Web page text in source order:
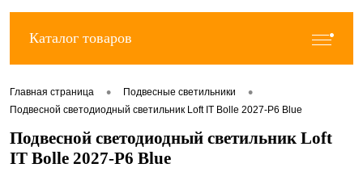
Каталог товаров
Главная страница • Подвесные светильники •
Подвесной светодиодный светильник Loft IT Bolle 2027-P6 Blue
Подвесной светодиодный светильник Loft
IT Bolle 2027-P6 Blue